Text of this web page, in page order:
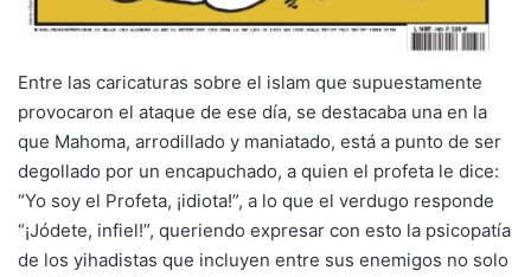
Entre las caricaturas sobre el islam que supuestamente
provocaron el ataque de ese día, se destacaba una en la
que Mahoma, arrodillado y maniatado, está a punto de ser
degollado por un encapuchado, a quien el profeta le dice:
“Yo soy el Profeta, ¡idiota!”, a lo que el verdugo responde
“¡Jódete, infiel!”, queriendo expresar con esto la psicopatía
de los yihadistas que incluyen entre sus enemigos no solo